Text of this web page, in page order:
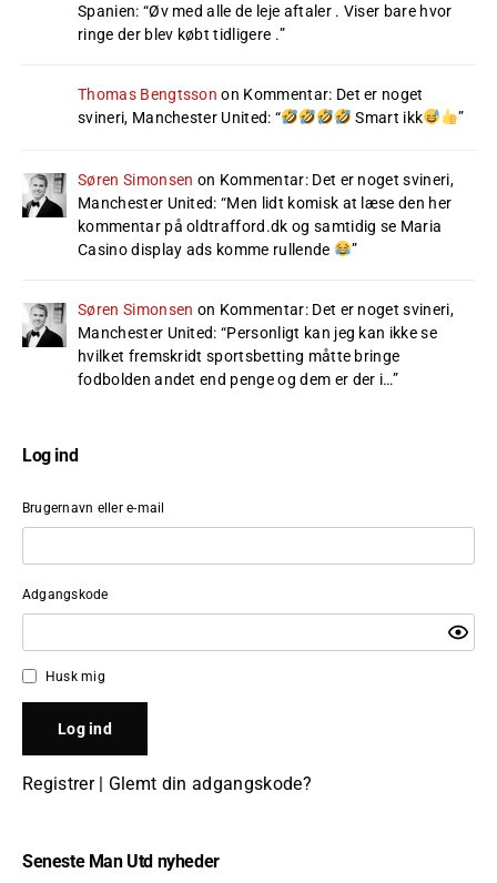
Spanien: “Øv med alle de leje aftaler . Viser bare hvor
ringe der blev købt tidligere .”
Thomas Bengtsson on Kommentar: Det er noget
svineri, Manchester United: “ Smart ikk ”
Søren Simonsen on Kommentar: Det er noget svineri,
Manchester United: “Men lidt komisk at læse den her
kommentar på oldtrafford.dk og samtidig se Maria
Casino display ads komme rullende
”
Søren Simonsen on Kommentar: Det er noget svineri,
Manchester United: “Personligt kan jeg kan ikke se
hvilket fremskridt sportsbetting måtte bringe
fodbolden andet end penge og dem er der i…”
Log ind
Brugernavn eller e-mail
Adgangskode
Husk mig
Registrer| Glemt din adgangskode?
Seneste Man Utd nyheder